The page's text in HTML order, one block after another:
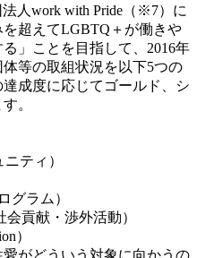
人work with Pride（※7）に
超えてLGBTQ＋が働きや
」ことを目指して、2016年
等の取組状況を以下5つの
成度に応じてゴールド、シ
。
ティ）
グラム）
会貢献・渉外活動）
）
がどういう対象に向かうの